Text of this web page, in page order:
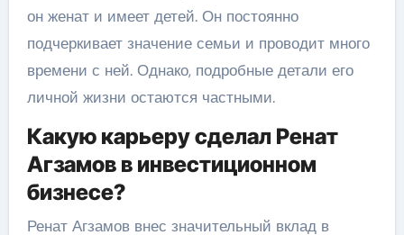
он женат и имеет детей. Он постоянно
подчеркивает значение семьи и проводит много
времени с ней. Однако, подробные детали его
личной жизни остаются частными.
Какую карьеру сделал Ренат
Агзамов в инвестиционном
бизнесе?
Ренат Агзамов внес значительный вклад в